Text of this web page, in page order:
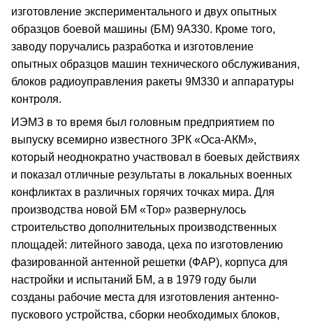
изготовление экспериментального и двух опытных
образцов боевой машины (БМ) 9А330. Кроме того,
заводу поручались разработка и изготовление
опытных образцов машин технического обслуживания,
блоков радиоуправления ракеты 9М330 и аппаратуры
контроля.
ИЭМЗ в то время был головным предприятием по
выпуску всемирно известного ЗРК «Оса-АКМ»,
который неоднократно участвовал в боевых действиях
и показал отличные результаты в локальных военных
конфликтах в различных горячих точках мира. Для
производства новой БМ «Тор» развернулось
строительство дополнительных производственных
площадей: литейного завода, цеха по изготовлению
фазированной антенной решетки (ФАР), корпуса для
настройки и испытаний БМ, а в 1979 году были
созданы рабочие места для изготовления антенно-
пускового устройства, сборки необходимых блоков,